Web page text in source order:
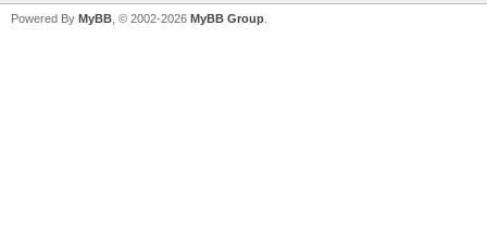
Powered By MyBB , © 2002-2026 MyBB Group